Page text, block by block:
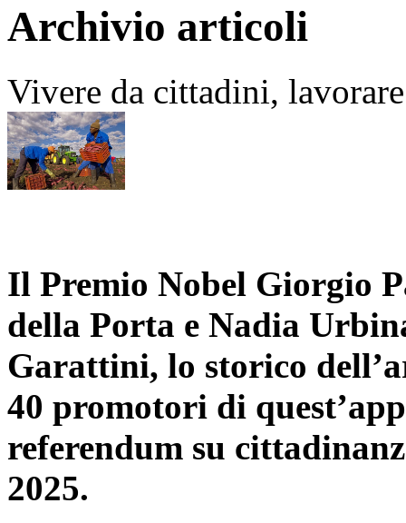
Archivio articoli
Vivere da cittadini,
Il Premio Nobel Giorgio
della Porta e Nadia
Garattini, lo storico
40 promotori di
referendum su
2025.